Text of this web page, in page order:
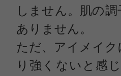
しません。肌の
ありません。
ただ、アイメイ
り強くないと感